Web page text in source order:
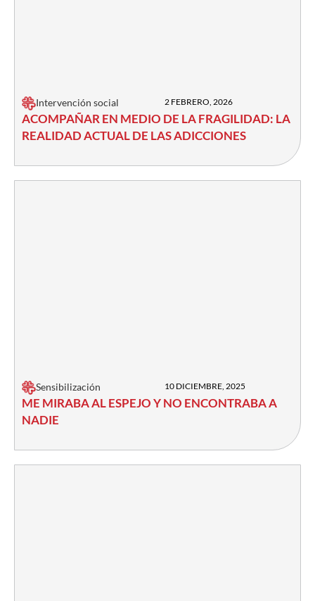
Intervención social 2 FEBRERO, 2026
ACOMPAÑAR EN MEDIO DE LA FRAGILIDAD: LA
REALIDAD ACTUAL DE LAS ADICCIONES
Sensibilización 10 DICIEMBRE, 2025
ME MIRABA AL ESPEJO Y NO ENCONTRABA A
NADIE